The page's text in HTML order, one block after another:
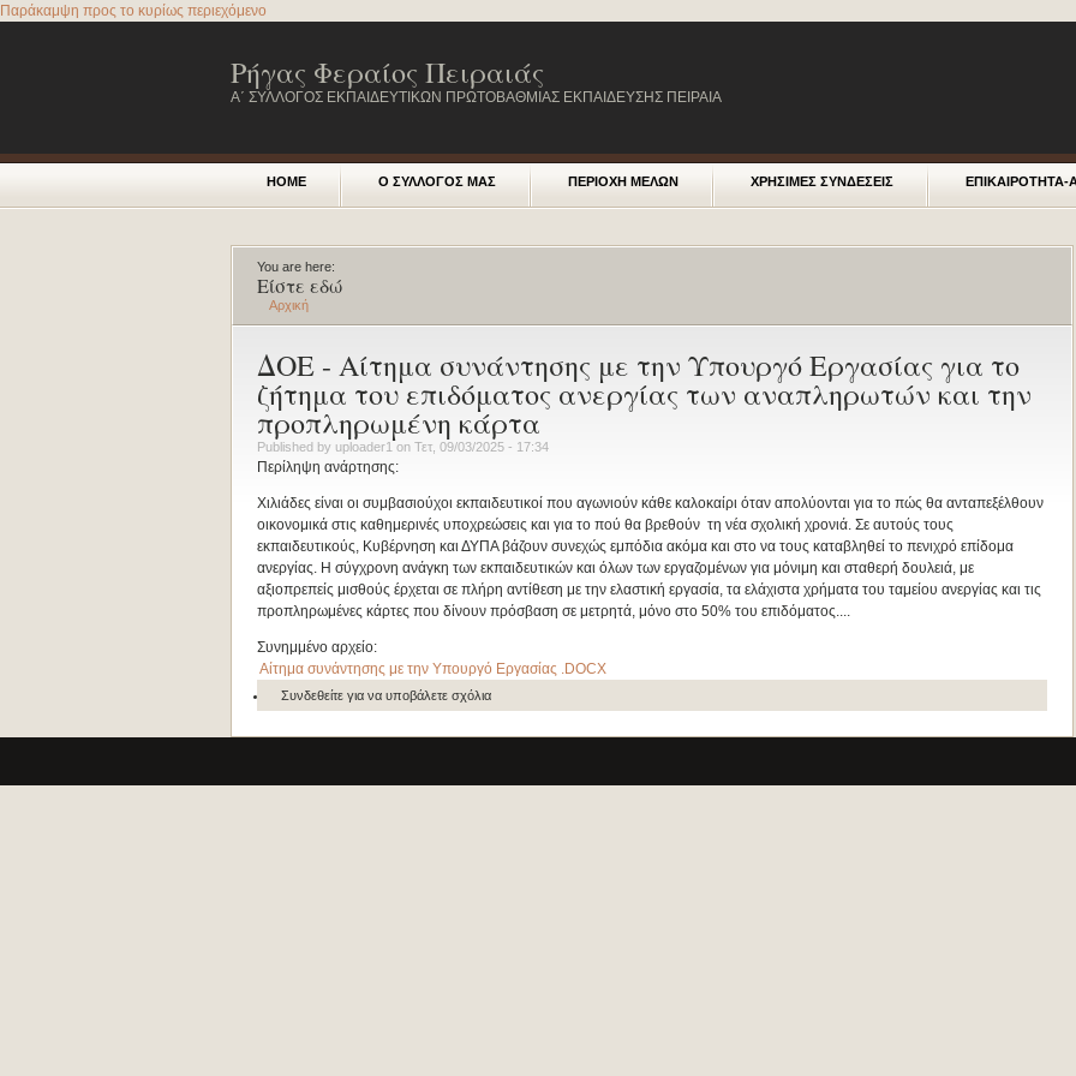
Παράκαμψη προς το κυρίως περιεχόμενο
Ρήγας Φεραίος Πειραιάς
Α΄ ΣΥΛΛΟΓΟΣ ΕΚΠΑΙΔΕΥΤΙΚΩΝ ΠΡΩΤΟΒΑΘΜΙΑΣ ΕΚΠΑΙΔΕΥΣΗΣ ΠΕΙΡΑΙΑ
HOME Ο ΣΥΛΛΟΓΟΣ ΜΑΣ ΠΕΡΙΟΧΗ ΜΕΛΩΝ ΧΡΗΣΙΜΕΣ ΣΥΝΔΕΣΕΙΣ ΕΠΙΚΑΙΡΟΤΗΤΑ-
You are here:
Είστε εδώ
Αρχική
ΔΟΕ - Αίτημα συνάντησης με την Υπουργό Εργασίας για το
ζήτημα του επιδόματος ανεργίας των αναπληρωτών και την
προπληρωμένη κάρτα
Published by uploader1 on Τετ, 09/03/2025 - 17:34
Περίληψη ανάρτησης:
Χιλιάδες είναι οι συμβασιούχοι εκπαιδευτικοί που αγωνιούν κάθε καλοκαίρι όταν απολύονται για το πώς θα ανταπεξέλθουν
οικονομικά στις καθημερινές υποχρεώσεις και για το πού θα βρεθούν τη νέα σχολική χρονιά. Σε αυτούς τους
εκπαιδευτικούς, Κυβέρνηση και ΔΥΠΑ βάζουν συνεχώς εμπόδια ακόμα και στο να τους καταβληθεί το πενιχρό επίδομα
ανεργίας. Η σύγχρονη ανάγκη των εκπαιδευτικών και όλων των εργαζομένων για μόνιμη και σταθερή δουλειά, με
αξιοπρεπείς μισθούς έρχεται σε πλήρη αντίθεση με την ελαστική εργασία, τα ελάχιστα χρήματα του ταμείου ανεργίας και τις
προπληρωμένες κάρτες που δίνουν πρόσβαση σε μετρητά, μόνο στο 50% του επιδόματος....
Συνημμένο αρχείο:
Αίτημα συνάντησης με την Υπουργό Εργασίας .DOCX
Συνδεθείτε για να υποβάλετε σχόλια